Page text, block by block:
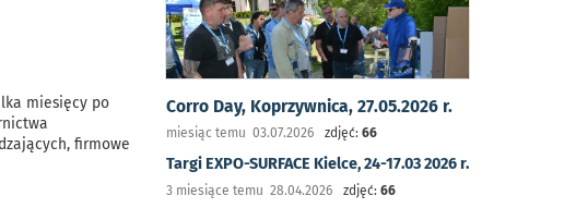
miesięcy po
firmowe
Corro Day, Koprzywnica, 27.05.2026 r.
miesiąc temu 03.07.2026 zdjęć: 66
Targi EXPO-SURFACE Kielce, 24-17.03 2026 r.
3 miesiące temu 28.04.2026 zdjęć: 66